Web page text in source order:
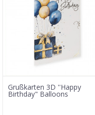
Grußkarten 3D ''Happy
Birthday" Balloons